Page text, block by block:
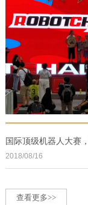
国际顶级机器人大赛
2018/08/16
查看更多>>